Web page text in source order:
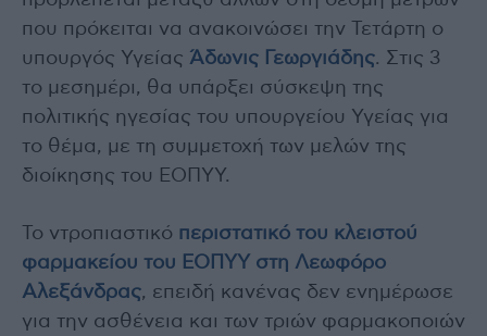
που πρόκειται να ανακοινώσει την Τετάρτη ο
υπουργός Υγείας Άδωνις Γεωργιάδης. Στις 3
το μεσημέρι, θα υπάρξει σύσκεψη της
πολιτικής ηγεσίας του υπουργείου Υγείας για
το θέμα, με τη συμμετοχή των μελών της
διοίκησης του ΕΟΠΥΥ.
Το ντροπιαστικό περιστατικό του κλειστού
φαρμακείου του ΕΟΠΥΥ στη Λεωφόρο
Αλεξάνδρας, επειδή κανένας δεν ενημέρωσε
για την ασθένεια και των τριών φαρμακοποιών